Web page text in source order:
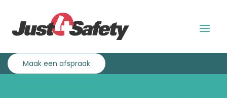
gaan
hoofdnavigatie
Menu
Maak een afspraak